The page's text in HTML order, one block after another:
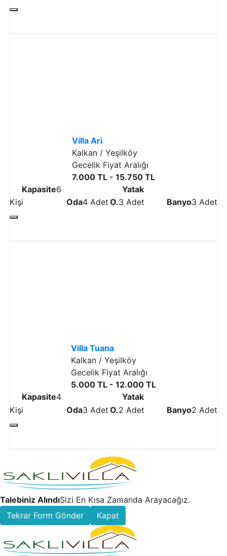
Villa Ari
Kalkan / Yeşilköy
Gecelik Fiyat Aralığı
7.000 TL - 15.750 TL
Kapasite6
Kişi
Oda4 Adet
Yatak
O.3 Adet Banyo3 Adet
Villa Tuana
Kalkan / Yeşilköy
Gecelik Fiyat Aralığı
5.000 TL - 12.000 TL
Kapasite4
Kişi
Oda3 Adet
Yatak
O.2 Adet Banyo2 Adet
Talebiniz AlındıSizi En Kısa Zamanda Arayacağız.
Tekrar Form Gönder
Kapat